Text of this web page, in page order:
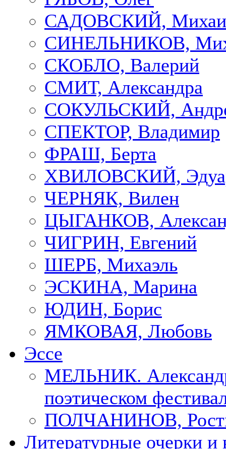
САДОВСКИЙ,
СИНЕЛЬНИКОВ,
СКОБЛО, Валерий
СМИТ, Александра
СОКУЛЬСКИЙ,
СПЕКТОР, Владимир
ФРАШ, Берта
ХВИЛОВСКИЙ,
ЧЕРНЯК, Вилен
ЦЫГАНКОВ,
ЧИГРИН, Евгений
ШЕРБ, Михаэль
ЭСКИНА, Марина
ЮДИН, Борис
ЯМКОВАЯ, Любовь
Эссе
МЕЛЬНИК.
поэтическом
ПОЛЧАНИНОВ,
Литературные очерки и